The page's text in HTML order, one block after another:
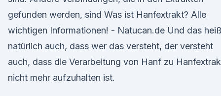
gefunden werden, sind Was ist Hanfextrakt? Alle
wichtigen Informationen! - Natucan.de Und das
natürlich auch, dass wer das versteht, der versteht
auch, dass die Verarbeitung von Hanf zu
nicht mehr aufzuhalten ist.